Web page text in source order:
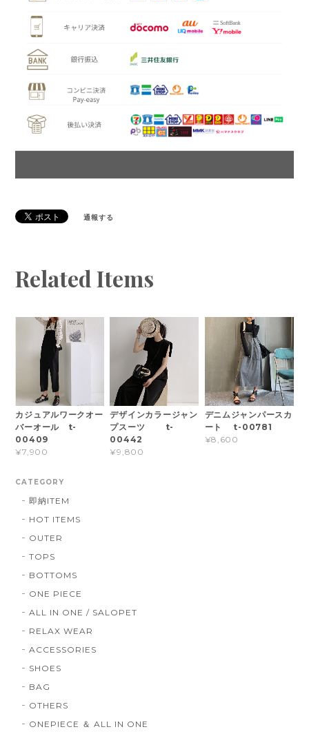
通報する
Related Items
カジュアルワークオー
バーオール t-
00409
¥7,900
デザインカラージャン
プスーツ t-
00442
¥9,800
デニムジャンパースカ
ート t-00781
¥8,600
CATEGORY
即納ITEM
HOT ITEMS
OUTER
TOPS
BOTTOMS
ONE PIECE
ALL IN ONE / SALOPET
RELAX WEAR
ACCESSORIES
SHOES
BAG
OTHERS
ONEPIECE ＆ ALL IN ONE